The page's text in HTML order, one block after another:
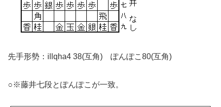
先手形勢：illqha4 38(互角) ぽんぽこ80(互角)
○※藤井七段とぽんぽこが一致。